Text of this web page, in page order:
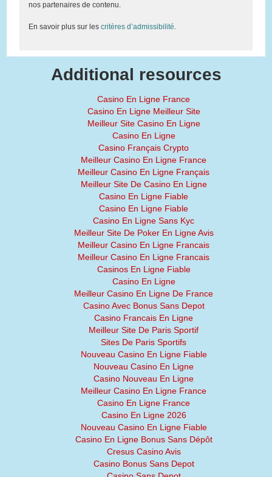
nos partenaires de contenu.
En savoir plus sur les critères d’admissibilité.
Additional resources
Casino En Ligne France
Casino En Ligne Meilleur Site
Meilleur Site Casino En Ligne
Casino En Ligne
Casino Français Crypto
Meilleur Casino En Ligne France
Meilleur Casino En Ligne Français
Meilleur Site De Casino En Ligne
Casino En Ligne Fiable
Casino En Ligne Fiable
Casino En Ligne Sans Kyc
Meilleur Site De Poker En Ligne Avis
Meilleur Casino En Ligne Francais
Meilleur Casino En Ligne Francais
Casinos En Ligne Fiable
Casino En Ligne
Meilleur Casino En Ligne De France
Casino Avec Bonus Sans Depot
Casino Francais En Ligne
Meilleur Site De Paris Sportif
Sites De Paris Sportifs
Nouveau Casino En Ligne Fiable
Nouveau Casino En Ligne
Casino Nouveau En Ligne
Meilleur Casino En Ligne France
Casino En Ligne France
Casino En Ligne 2026
Nouveau Casino En Ligne Fiable
Casino En Ligne Bonus Sans Dépôt
Cresus Casino Avis
Casino Bonus Sans Depot